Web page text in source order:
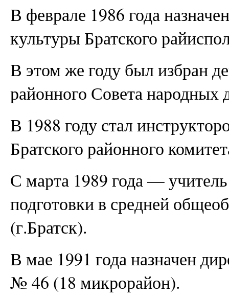
В феврале 1986 года
культуры Братского
В этом же году был избран
районного Совета народных
В 1988 году стал
Братского районного
С марта 1989 года —
подготовки в средней
(г.Братск).
В мае 1991 года назначен
№ 46 (18 микрорайон).